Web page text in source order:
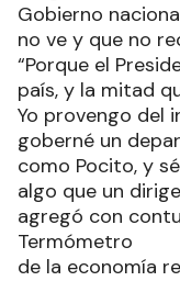
Gobierno
no ve y que no
“Porque el
país, y la mitad
Yo provengo del
goberné un
como Pocito, y
algo que un
agregó con
Termómetro
de la economía